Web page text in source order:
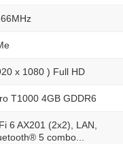
x 1080 ) Full HD
T1000 4GB GDDR6
6 AX201 (2x2), LAN,
5 combo...